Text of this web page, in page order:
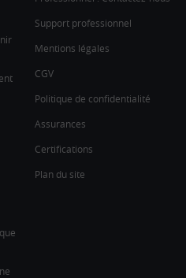
Support professionnel
Mentions légales
CGV
Politique de confidentialité
Assurances
Certifications
Plan du site